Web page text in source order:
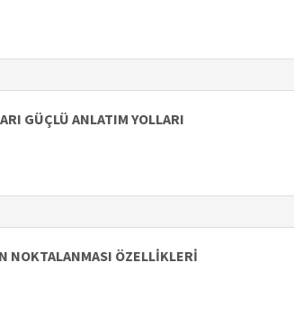
GÜÇLÜ ANLATIM YOLLARI
NOKTALANMASI ÖZELLİKLERİ